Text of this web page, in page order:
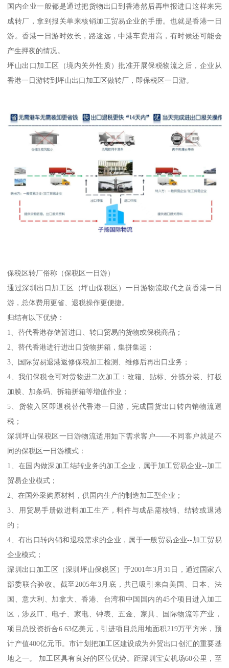
国内企业一般都是通过把货物出口到香港然后再申报进口这样来完
成转厂，拿到报关单来核销加工贸易企业的手册。也就是香港一日
游。香港一日游时效长，路途远，中港车费用高，有时候还可能会
产生押夜的情况。
坪山出口加工区（境内关外性质）批准开展保税物流之后，企业从
香港一日游转到坪山出口加工区做转厂，即保税区一日游。
保税区转厂俗称（保税区一日游）
通过深圳出口加工区（坪山保税区）一日游物流取代之前香港一日
游，总体费用更省、退税操作更便捷。
归结有以下优势：
1、替代香港存储暂进口、转口贸易的货物或保税商品；
2、替代香港进行进出口货物拼箱，集拼集运；
3、国际贸易退港返修保税加工检测、维修后再出口业务；
4、我们保税仓可对货物进二次加工：改箱、贴标、分拣分装、打板
加膜、加条码、拆箱拼箱等增值作业；
5、货物入区即退税替代香港一日游，完成国货出口转内销物流退
税；
深圳坪山保税区一日游物流适用如下需求客户——不同客户就是不
同的保税区一日游模式：
1、在国内做深加工结转业务的加工企业，属于加工贸易企业--加工
贸易企业模式；
2、在国外采购原材料，供国内生产的制造加工型企业；
3、用贸易手册做进料加工生产，料件与成品需核销、结转或退港
的；
4、有出口转内销和退税需求的企业，属于一般贸易企业--加工贸易
企业模式；
深圳出口加工区（深圳坪山保税区）于2001年3月31日，通过国家八
部委联合验收。截至2005年3月底，共已吸引来自美国、日本、法
国、意大利、加拿大、香港、台湾和中国国内的45个项目进入加工
区，涉及IT、电子、家电、钟表、五金、家具、国际物流等产业，
项目总投资折合6.63亿美元，引进项目总用地面积219万平方米，预
计产值400亿元币。市计划把加工区建设成为外贸出口创汇的重要基
地之一。 加工区具有良好的区位优势。距深圳宝安机场60公里，至